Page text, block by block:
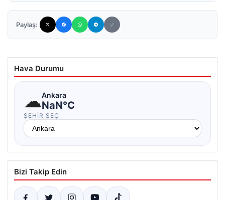
Paylaş:
Hava Durumu
☁Ankara
NaN°C
ŞEHIR SEÇ
Bizi Takip Edin